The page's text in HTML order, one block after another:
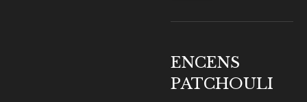
ENCENS
PATCHOULI